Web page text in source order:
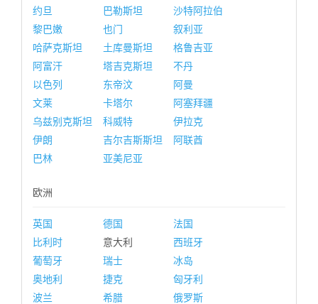
约旦
巴勒斯坦
沙特阿拉伯
黎巴嫩
也门
叙利亚
哈萨克斯坦
土库曼斯坦
格鲁吉亚
阿富汗
塔吉克斯坦
不丹
以色列
东帝汶
阿曼
文莱
卡塔尔
阿塞拜疆
乌兹别克斯坦
科威特
伊拉克
伊朗
吉尔吉斯斯坦
阿联酋
巴林
亚美尼亚
欧洲
英国 德国
法国
比利时
意大利
西班牙
葡萄牙
瑞士
冰岛
奥地利
捷克
匈牙利
波兰
希腊
俄罗斯